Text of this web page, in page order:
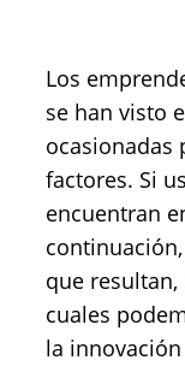
Los
se han visto
ocasionadas
factores. Si
encuentran
que
cuales
la